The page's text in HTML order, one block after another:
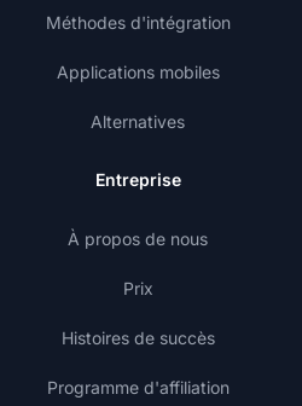
Méthodes d'intégration
Applications mobiles
Alternatives
Entreprise
À propos de nous
Prix
Histoires de succès
Programme d'affiliation